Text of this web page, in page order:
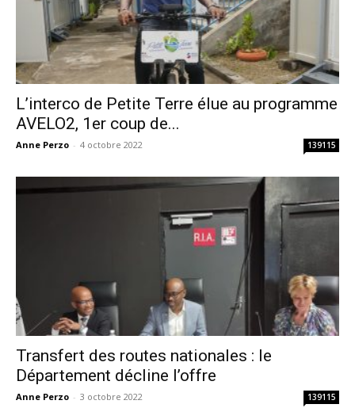
L’interco de Petite Terre élue au programme
AVELO2, 1er coup de...
Anne Perzo - 4 octobre 2022 139115
Transfert des routes nationales : le
Département décline l’offre
Anne Perzo - 3 octobre 2022 139115